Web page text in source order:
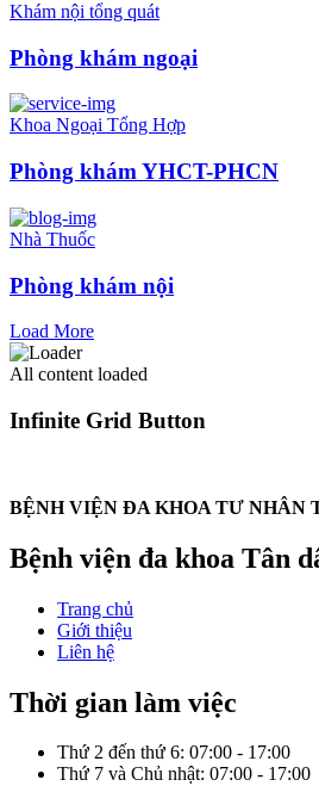
Khám nội tổng quát
Phòng khám ngoại
Khoa Ngoại Tổng Hợp
Phòng khám YHCT-PHCN
Nhà Thuốc
Phòng khám nội
Load More
All content loaded
Infinite Grid Button
BỆNH VIỆN ĐA KHOA TƯ NHÂN
Bệnh viện đa khoa Tân
Trang chủ
Giới thiệu
Liên hệ
Thời gian làm việc
Thứ 2 đến thứ 6: 07:00 - 17:00
Thứ 7 và Chủ nhật: 07:00 - 17:00